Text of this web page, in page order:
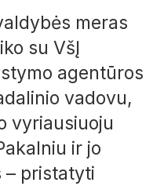
meras
su VšĮ
agentūros
vadovu,
vyriausiuoju
ir jo
– pristatyti